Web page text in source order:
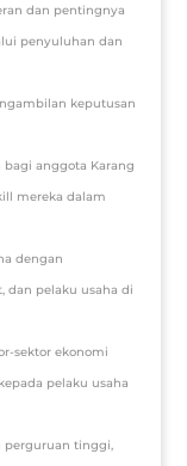
dan pentingnya
penyuluhan dan
keputusan
anggota Karang
mereka dalam
dengan
dan pelaku usaha di
sektor ekonomi
pelaku usaha
perguruan tinggi,